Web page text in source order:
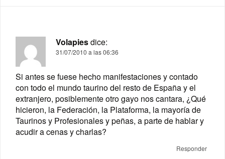
Volapiesdice:
31/07/2010 a las 06:36
Si antes se fuese hecho manifestaciones y contado
con todo el mundo taurino del resto de España y el
extranjero, posiblemente otro gayo nos cantara, ¿Qué
hicieron, la Federación, la Plataforma, la mayoría de
Taurinos y Profesionales y peñas, a parte de hablar y
acudir a cenas y charlas?
Responder